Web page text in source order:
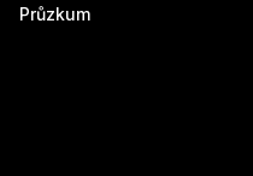
Průzkum